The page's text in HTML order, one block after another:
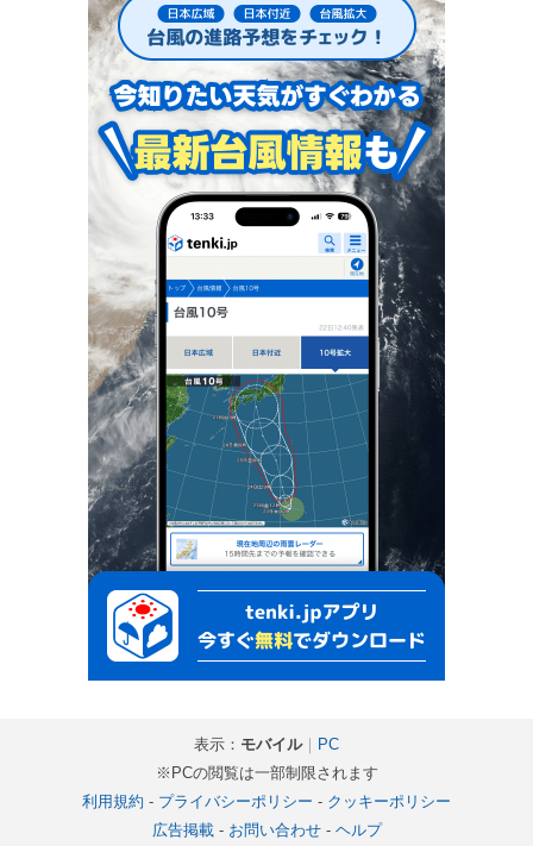
表示： モバイル｜ PC
※PCの閲覧は一部制限されます
利用規約 - プライバシーポリシー - クッキーポリシー
広告掲載- お問い合わせ- ヘルプ